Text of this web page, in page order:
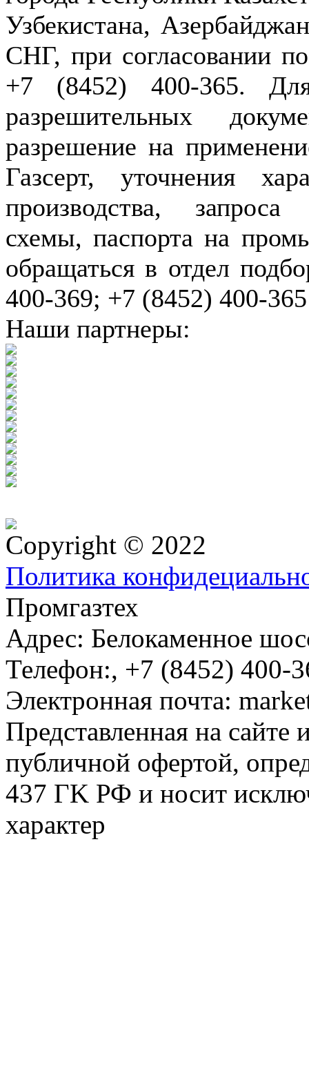
Узбекистана,
СНГ, при согласовании
+7 (8452) 400-365.
разрешительных
разрешение на
Газсерт, уточнения
производства,
схемы, паспорта на
обращаться в отдел
400-369; +7 (8452) 400-365
Наши партнеры:
Copyright © 2022
Политика
Промгазтех
Адрес: Белокаменное
Телефон:, +7 (8452) 400-
Электронная почта:
Представленная на сайте
публичной офертой,
437 ГK РФ и носит
характер